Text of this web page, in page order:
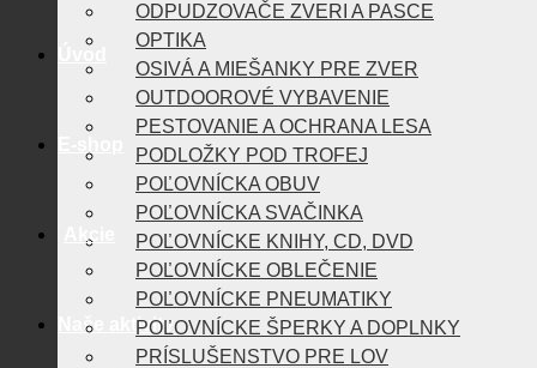
Akcie
Naše aktivity
ODPUDZOVAČE ZVERI A PASCE
OPTIKA
OSIVÁ A MIEŠANKY PRE ZVER
OUTDOOROVÉ VYBAVENIE
PESTOVANIE A OCHRANA LESA
PODLOŽKY POD TROFEJ
POĽOVNÍCKA OBUV
POĽOVNÍCKA SVAČINKA
POĽOVNÍCKE KNIHY, CD, DVD
POĽOVNÍCKE OBLEČENIE
POĽOVNÍCKE PNEUMATIKY
POĽOVNÍCKE ŠPERKY A DOPLNKY
PRÍSLUŠENSTVO PRE LOV